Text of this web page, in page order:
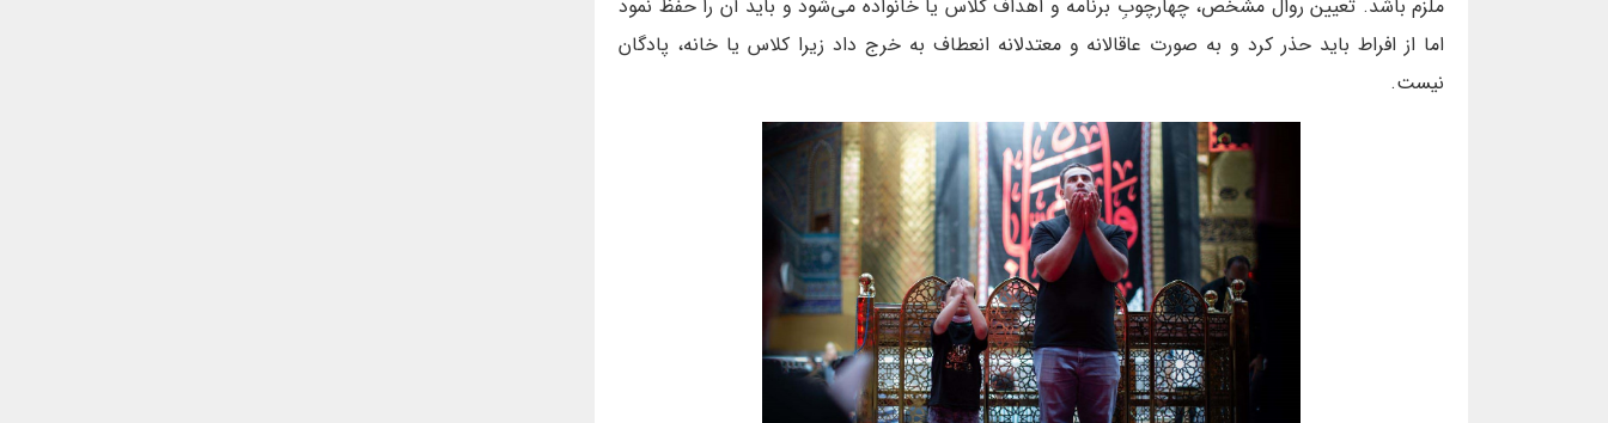
ملزم باشد. تعیین روال مشخص، چهارچوبِ برنامه و اهداف کلاس یا خانواده می‌شود و باید آن را حفظ نمود
اما از افراط باید حذر کرد و به صورت عاقالانه و معتدلانه انعطاف به خرج داد زیرا کلاس یا خانه، پادگان
نیست.